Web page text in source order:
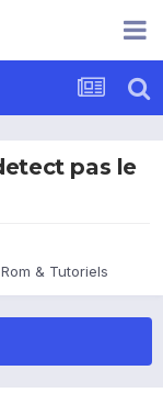
pas le
& Tutoriels